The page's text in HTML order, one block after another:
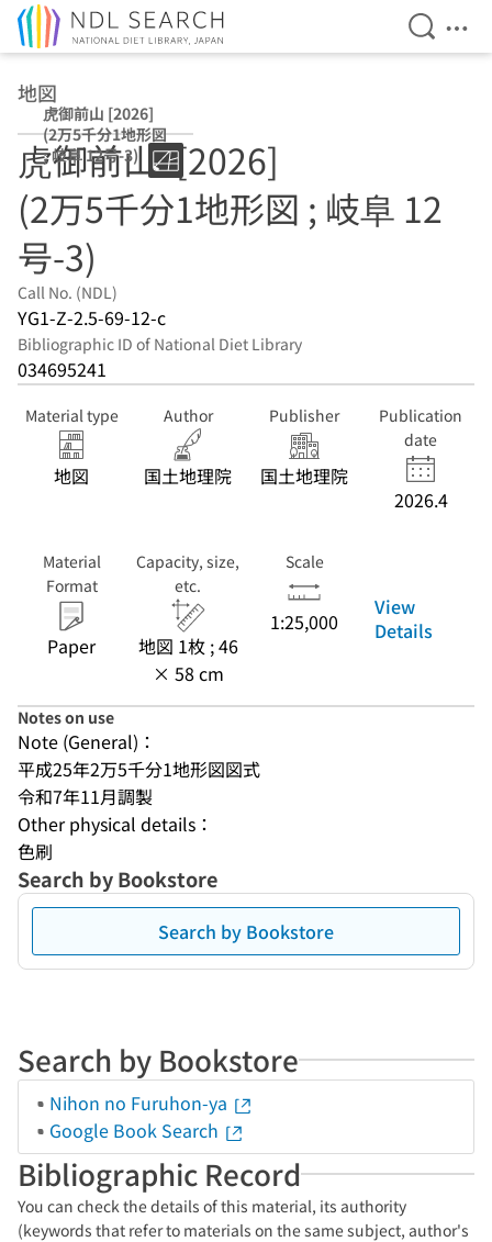
Open
地図
虎御前山 [2026]
(2万5千分1地形図
; 岐阜 12号-3)
虎御前山. [2026]
(2万5千分1地形図 ; 岐阜 12
号-3)
Call No. (NDL)
YG1-Z-2.5-69-12-c
Bibliographic ID of National Diet Library
034695241
Material type
地図
Author
国土地理院
Publisher
国土地理院
Publication
date
2026.4
Material
Format
Paper
Capacity, size,
etc.
地図 1枚 ; 46
× 58 cm
Scale
1:25,000
View
Details
Notes on use
Note (General)：
平成25年2万5千分1地形図図式
令和7年11月調製
Other physical details：
色刷
Search by Bookstore
Search by Bookstore
Search by Bookstore
Nihon no Furuhon-ya
Google Book Search
Bibliographic Record
You can check the details of this material, its authority
(keywords that refer to materials on the same subject, author's